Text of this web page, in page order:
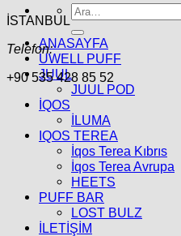
Ara:
ANASAYFA
UWELL PUFF
JUUL
JUUL POD
İQOS
İLUMA
IQOS TEREA
İqos Terea Kıbrıs
İqos Terea Avrupa
HEETS
PUFF BAR
LOST BULZ
İLETİŞİM
İSTANBUL
Telefon:
+90 535 428 85 52